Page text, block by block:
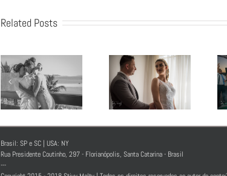
Related Posts
Os noivos
não podem
se ver antes
da cerimônia,
é sério isso?
vai fazer
fotos com
todos os
convidados
do
casamento?
Brasil: SP e SC | USA: NY
Rua Presidente Coutinho, 297 - Florianópolis, Santa Catarina - Brasil
---